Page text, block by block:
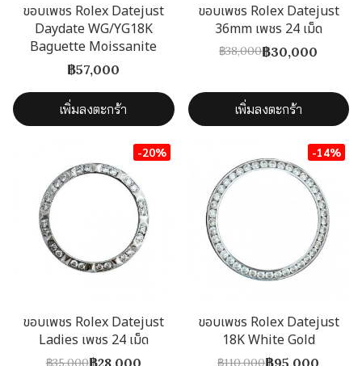
ขอบเพชร Rolex Datejust
Daydate WG/YG18K
Baguette Moissanite
฿57,000
เพิ่มลงตะกร้า
ขอบเพชร Rolex Datejust
36mm เพชร 24 เม็ด
฿38,000฿30,000
เพิ่มลงตะกร้า
-20%
ขอบเพชร Rolex Datejust
Ladies เพชร 24 เม็ด
฿35,000฿28,000
-14%
ขอบเพชร Rolex Datejust
18K White Gold
฿110,000฿95,000